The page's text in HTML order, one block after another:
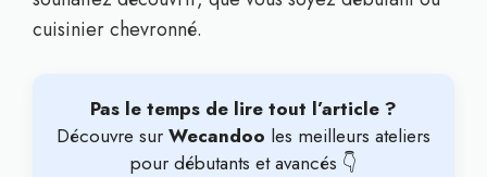
cuisinier chevronné.
Pas le temps de lire tout l’article ?
Découvre sur Wecandoo les meilleurs ateliers
pour débutants et avancés 👇